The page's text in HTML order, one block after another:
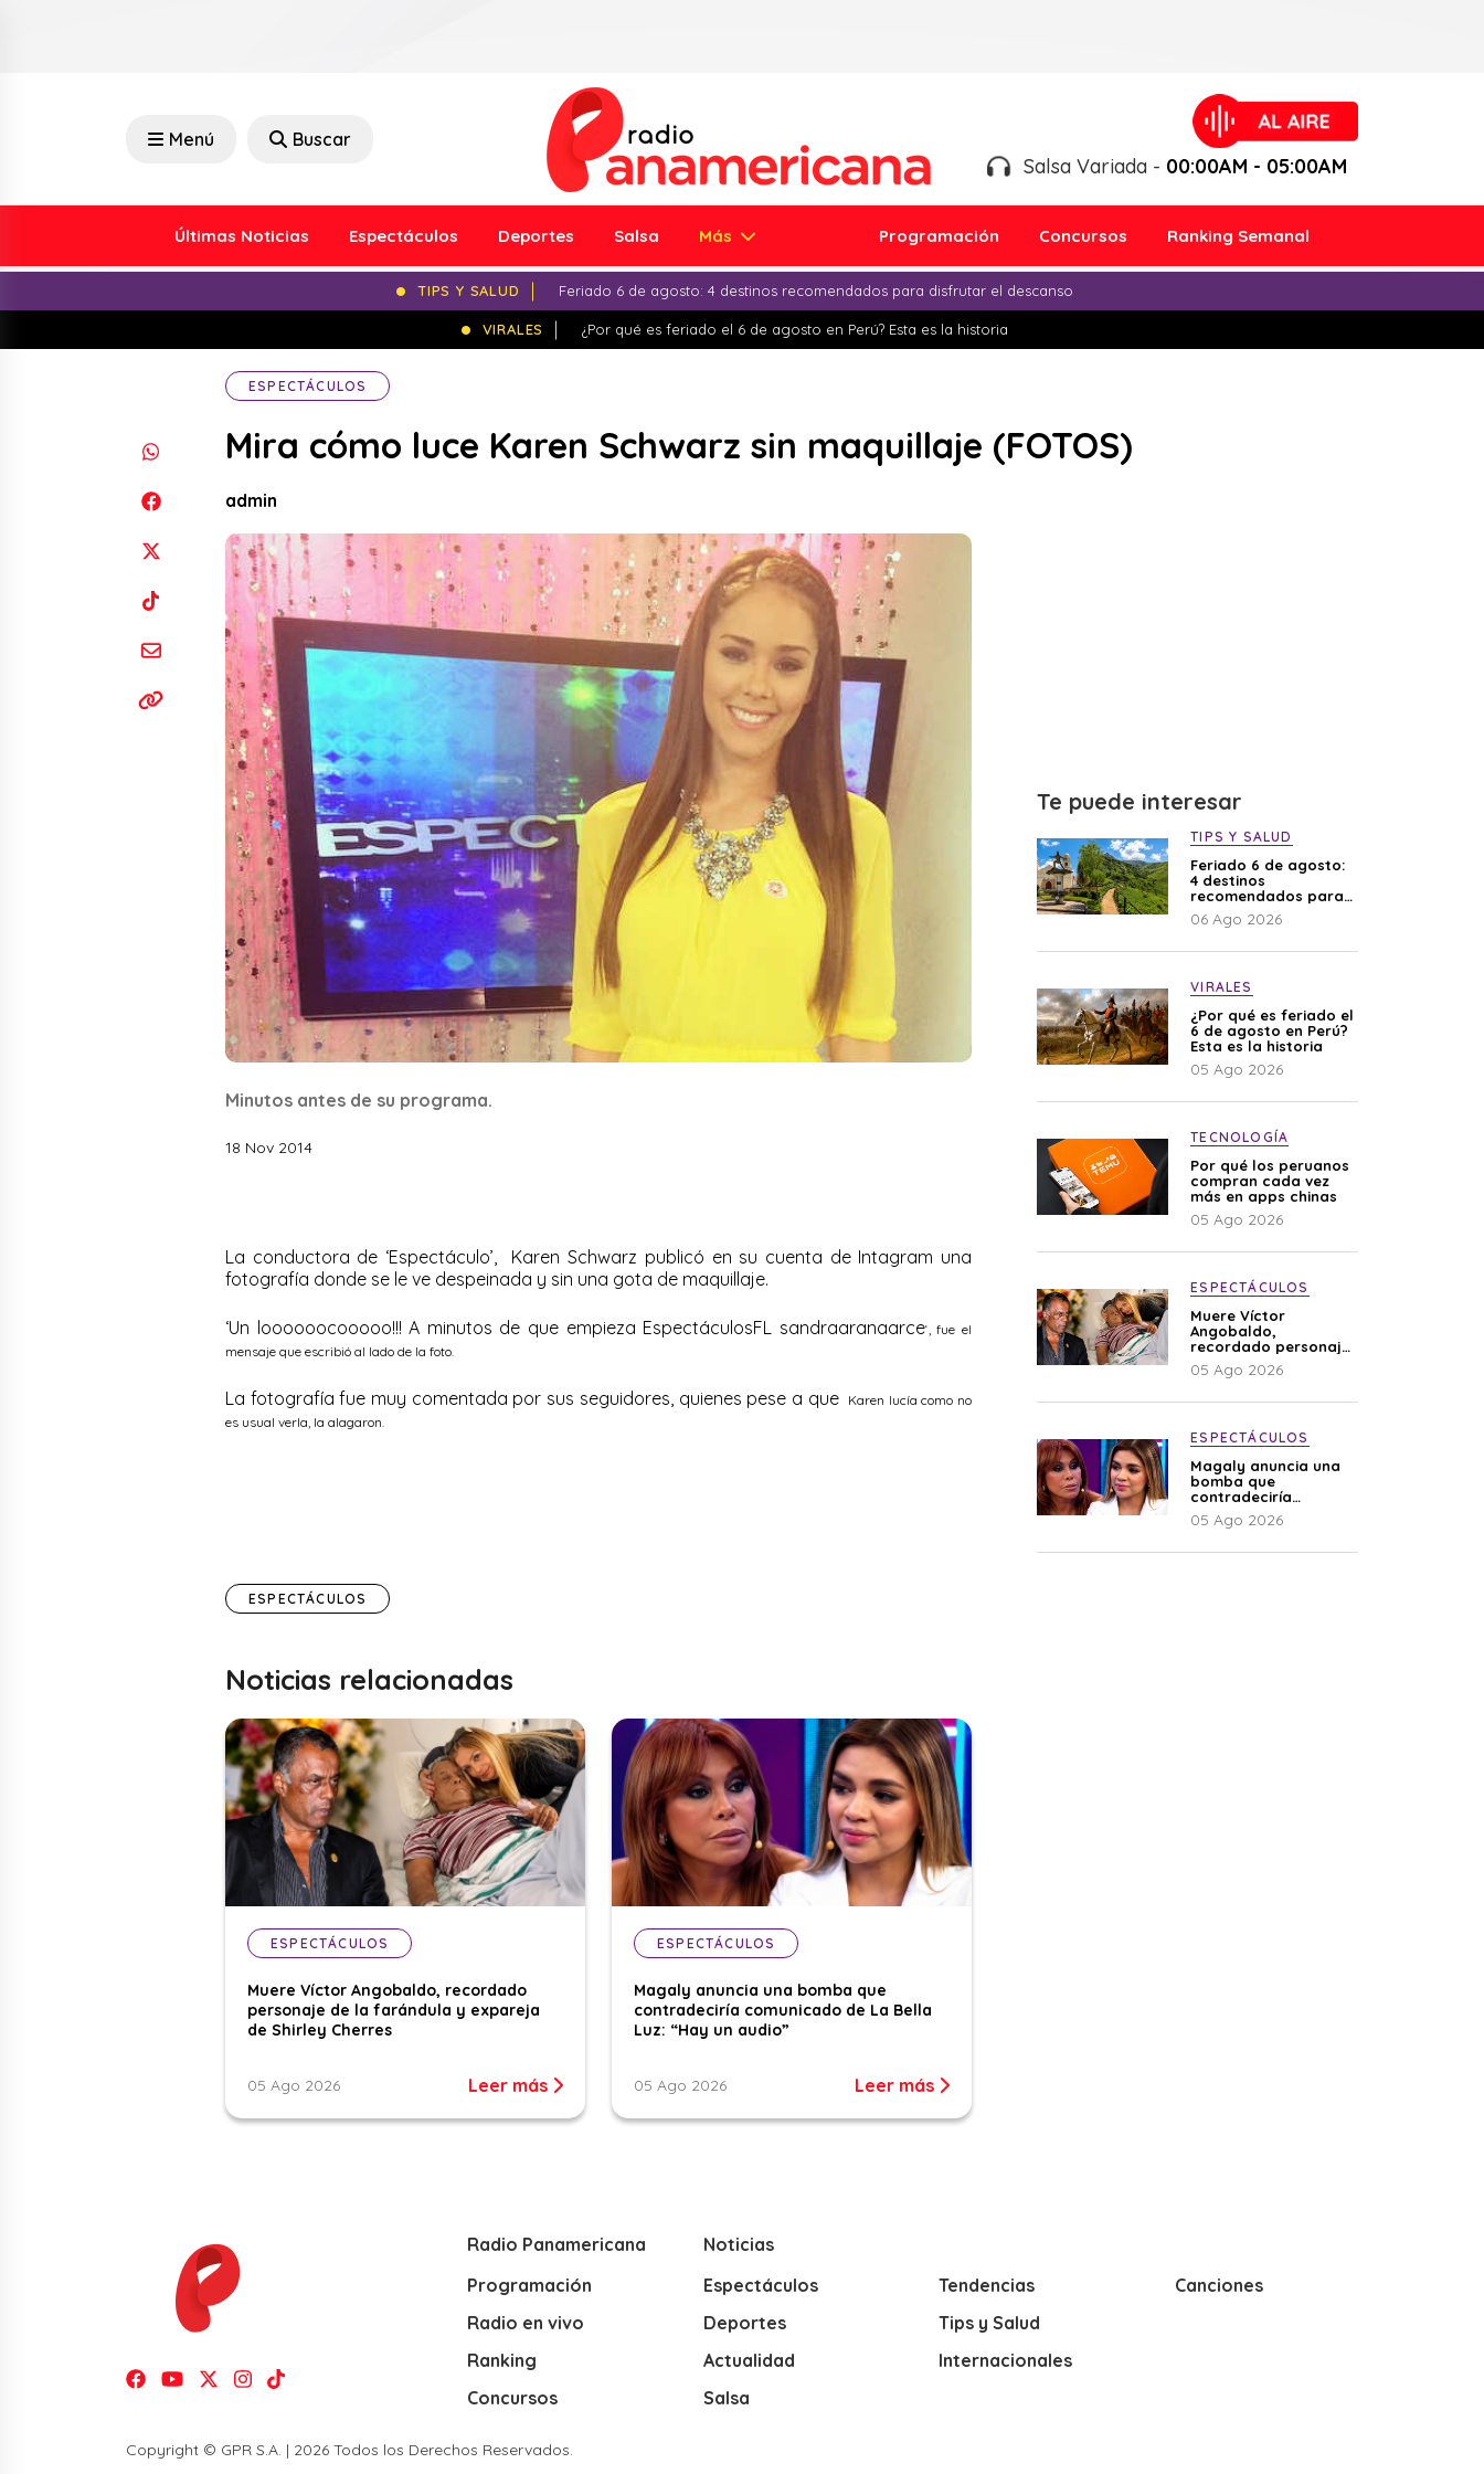
Menú Buscar
Salsa Variada - 00:00AM - 05:00AM
Últimas Noticias Espectáculos Deportes Salsa Más Programación Concursos Ranking Semanal
TIPS Y SALUD Feriado 6 de agosto: 4 destinos recomendados para disfrutar el descanso
VIRALES ¿Por qué es feriado el 6 de agosto en Perú? Esta es la historia
ESPECTÁCULOS
Mira cómo luce Karen Schwarz sin maquillaje (FOTOS)
admin
Minutos antes de su programa.
18 Nov 2014
La conductora de ‘Espectáculo’, Karen Schwarz publicó en su cuenta de Intagram una
fotografía donde se le ve despeinada y sin una gota de maquillaje.
‘Un loooooocooooo!!! A minutos de que empieza EspectáculosFL sandraaranaarce‘, fue el
mensaje que escribió al lado de la foto.
La fotografía fue muy comentada por sus seguidores, quienes pese a que Karen lucía como no
es usual verla, la alagaron.
ESPECTÁCULOS
Noticias relacionadas
ESPECTÁCULOS
Muere Víctor Angobaldo, recordado
personaje de la farándula y expareja
de Shirley Cherres
05 Ago 2026 Leer más
ESPECTÁCULOS
Magaly anuncia una bomba que
contradeciría comunicado de La Bella
Luz: “Hay un audio”
05 Ago 2026 Leer más
Te puede interesar
TIPS Y SALUD
Feriado 6 de agosto:
4 destinos
recomendados para
disfrutar el descanso
06 Ago 2026
VIRALES
¿Por qué es feriado el
6 de agosto en Perú?
Esta es la historia
05 Ago 2026
TECNOLOGÍA
Por qué los peruanos
compran cada vez
más en apps chinas
05 Ago 2026
ESPECTÁCULOS
Muere Víctor
Angobaldo,
recordado personaje
de la farándula y
expareja de Shirley
05 Ago 2026
ESPECTÁCULOS
Magaly anuncia una
bomba que
contradeciría
comunicado de La
Bella Luz: “Hay un
05 Ago 2026
Radio Panamericana
Programación
Radio en vivo
Ranking
Concursos
Noticias
Espectáculos
Deportes
Actualidad
Salsa
Tendencias
Tips y Salud
Internacionales
Canciones
Copyright © GPR S.A. | 2026 Todos los Derechos Reservados.